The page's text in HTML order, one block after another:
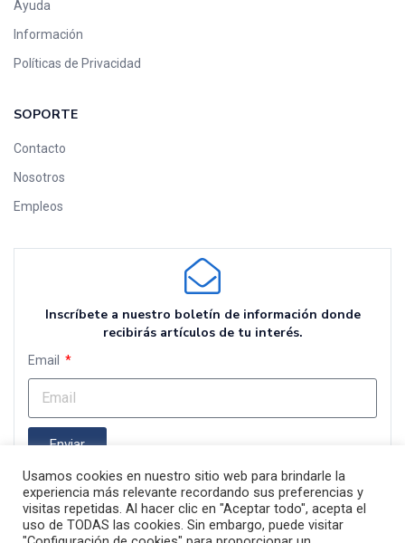
Ayuda
Información
Políticas de Privacidad
SOPORTE
Contacto
Nosotros
Empleos
Inscríbete a nuestro boletín de información donde
recibirás artículos de tu interés.
Email
Enviar
Usamos cookies en nuestro sitio web para brindarle la
experiencia más relevante recordando sus preferencias y
visitas repetidas. Al hacer clic en "Aceptar todo", acepta el
uso de TODAS las cookies. Sin embargo, puede visitar